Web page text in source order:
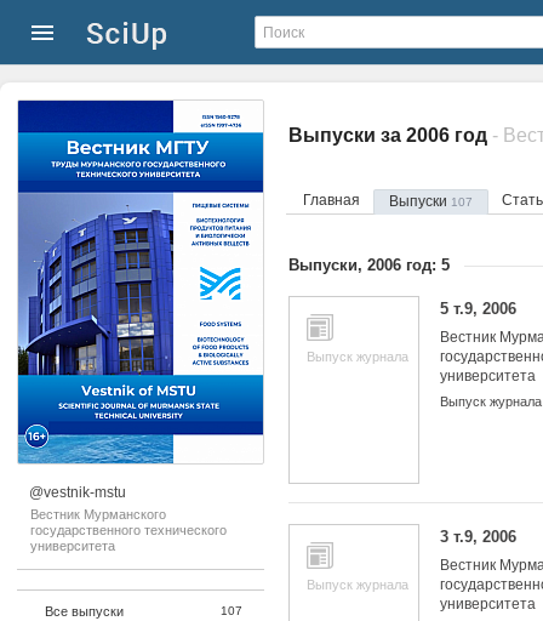
@vestnik-mstu
Вестник Мурманского
государственного технического
университета
Все выпуски 107
Выпуски за 2006 год
Главная Выпуски 107
Выпуски, 2006 год: 5
Выпуск журнала
5 т.9, 2006
Вестник
университета
Выпуск журнала
Выпуск журнала
3 т.9, 2006
Вестник
университета